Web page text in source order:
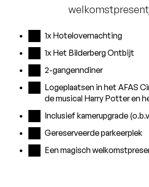
1x Hotelovernachting
1x Het Bilderberg Ontbijt
2-gangenndiner
Logeplaatsen in het AFAS
de musical Harry Potter en
Inclusief kamerupgrade
Gereserveerde parkeerplek
Een magisch